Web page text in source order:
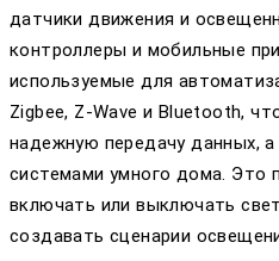
датчики движения и
контроллеры и мобильные
используемые для
Zigbee, Z-Wave и Bluetooth,
надежную передачу данных,
системами умного дома. Это
включать или выключать
создавать сценарии